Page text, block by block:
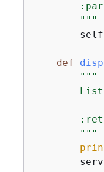
        """
def
"""
        """